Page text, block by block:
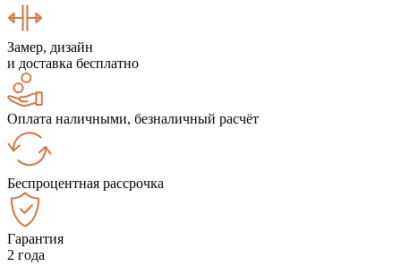
Замер, дизайн
и доставка бесплатно
Оплата наличными, безналичный расчёт
Беспроцентная рассрочка
Гарантия
2 года